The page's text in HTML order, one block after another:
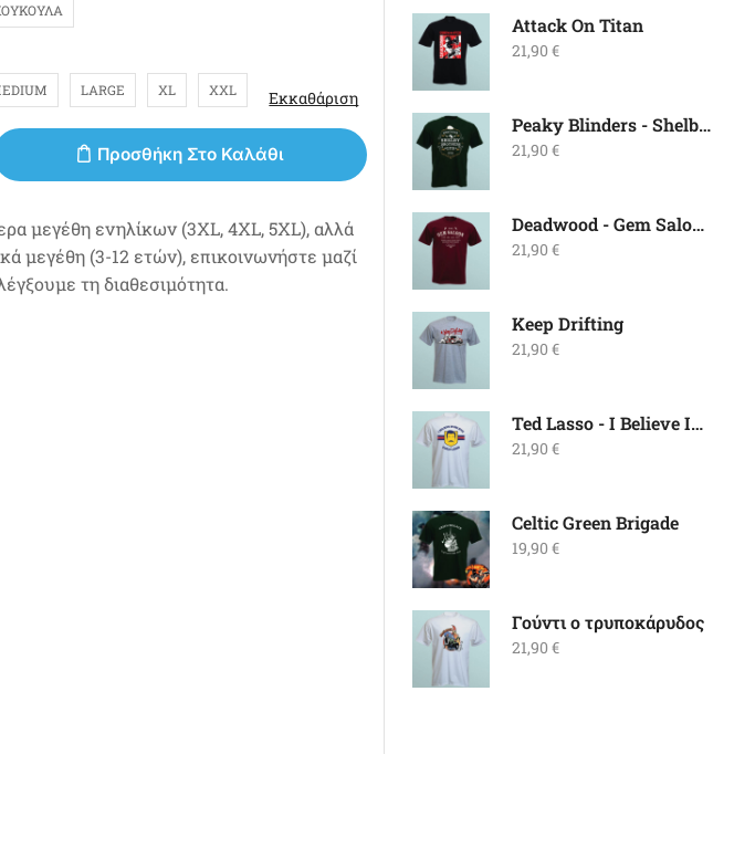
LARGE XL XXL Εκκαθάριση
Προσθήκη Στο Καλάθι
μεγέθη ενηλίκων (3XL, 4XL, 5XL), αλλά
μεγέθη (3-12 ετών), επικοινωνήστε μαζί
τη διαθεσιμότητα.
Attack On Titan
21,90 €
Peaky Blinders - Shelby Brothers
21,90 €
Deadwood - Gem Saloon
21,90 €
Keep Drifting
21,90 €
Ted Lasso - I Believe In Believe
21,90 €
Celtic Green Brigade
19,90 €
Γούντι ο τρυποκάρυδος
21,90 €